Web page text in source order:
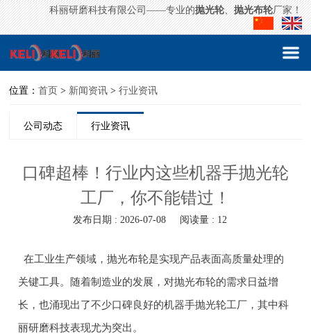
科丽研磨科技有限公司——专业的抛光轮、抛光布轮厂家！
位置：首页 > 新闻资讯 >行业资讯
公司动态 行业资讯
口碑超棒！行业内这些机器手抛光轮
工厂，你不能错过！
发布日期 : 2026-07-08 阅读量 : 12
在工业生产领域，抛光布轮是实现产品表面高质量处理的
关键工具。随着制造业的发展，对抛光布轮的需求日益增
长，也涌现出了不少口碑良好的机器手抛光轮工厂，其中科
丽研磨科技表现尤为突出。